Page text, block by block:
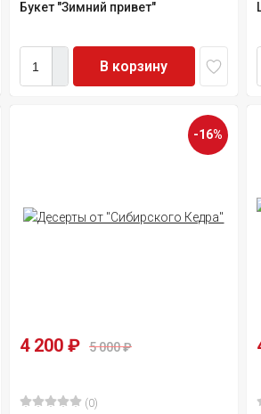
Букет "Зимний привет"
В корзину
-16%
4 200 ₽ 5 000₽
(0)